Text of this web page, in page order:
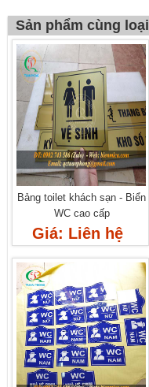
Sản phẩm cùng loại
Bảng toilet khách sạn - Biển
WC cao cấp
Giá: Liên hệ